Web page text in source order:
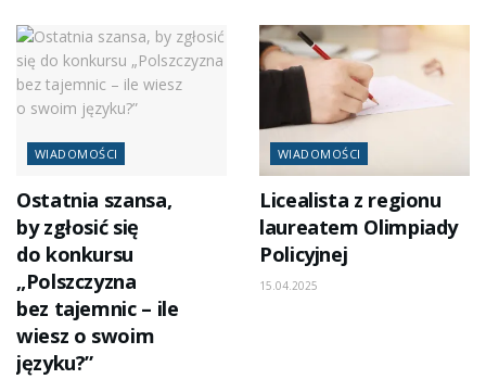
WIADOMOŚCI
Ostatnia szansa,
by zgłosić się
do konkursu
„Polszczyzna
bez tajemnic – ile
wiesz o swoim
języku?”
WIADOMOŚCI
Licealista z regionu
laureatem Olimpiady
Policyjnej
15.04.2025